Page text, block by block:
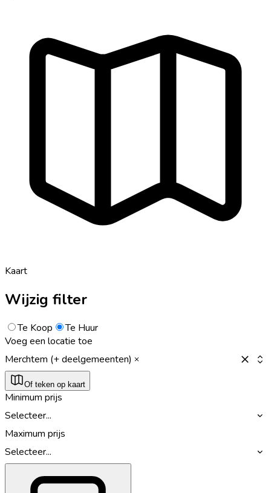
Kaart
Wijzig filter
Te Koop
Te Huur
Voeg een locatie toe
Merchtem (+ deelgemeenten)
Of teken op kaart
Minimum prijs
Selecteer...
Maximum prijs
Selecteer...